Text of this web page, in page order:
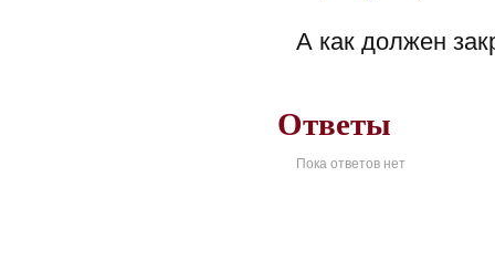
А как должен
Ответы
Пока ответов нет